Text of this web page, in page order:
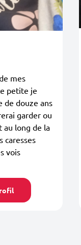
mes
petite je
de douze ans
garder ou
au long de la
caresses
vois